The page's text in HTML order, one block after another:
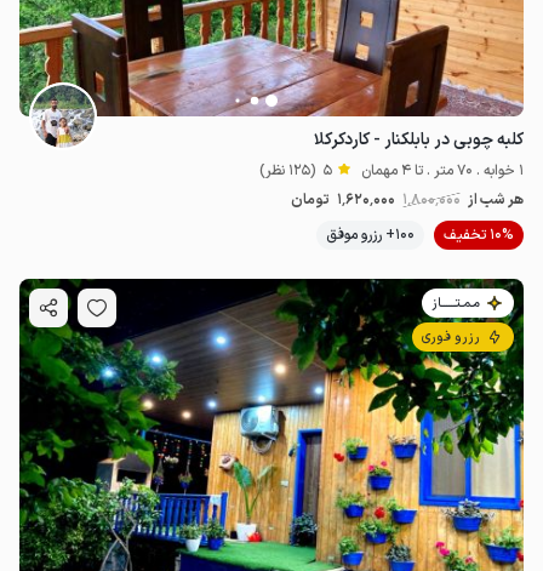
کلبه چوبی در بابلکنار - کاردکرکلا
1 خوابه . 70 متر . تا 4 مهمان 5 (125 نظر)
هر شب از 1٬800٬000 1٬620٬000 تومان
10% تخفیف
100+ رزرو موفق
مـمـتــــــاز
رزرو فوری